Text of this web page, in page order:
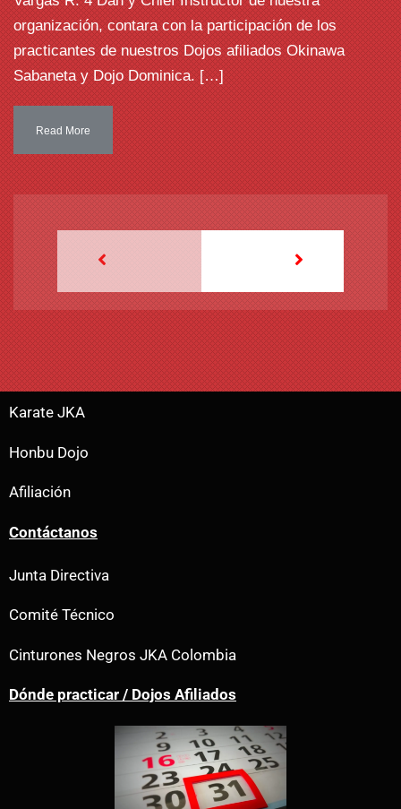
organización, contara con la participación de los
practicantes de nuestros Dojos afiliados Okinawa
Sabaneta y Dojo Dominica. […]
Read More
Karate JKA
Honbu Dojo
Afiliación
Contáctanos
Junta Directiva
Comité Técnico
Cinturones Negros JKA Colombia
Dónde practicar / Dojos Afiliados